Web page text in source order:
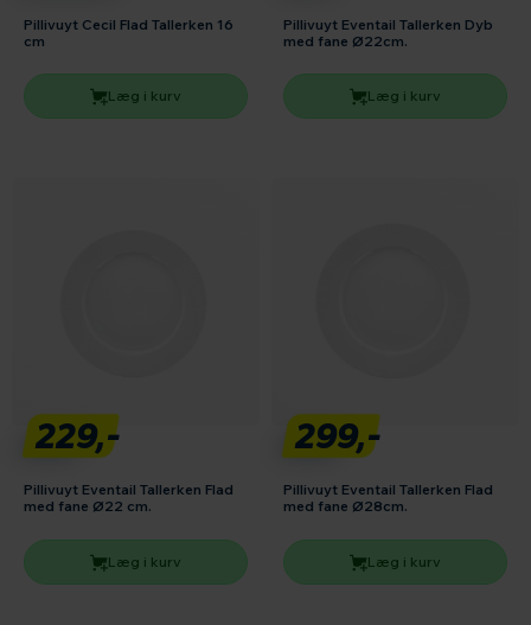
Pillivuyt Cecil Flad Tallerken 16
cm
Læg i kurv
Pillivuyt Eventail Tallerken Dyb
med fane Ø22cm.
Læg i kurv
229,-
Pillivuyt Eventail Tallerken Flad
med fane Ø22 cm.
Læg i kurv
299,-
Pillivuyt Eventail Tallerken Flad
med fane Ø28cm.
Læg i kurv